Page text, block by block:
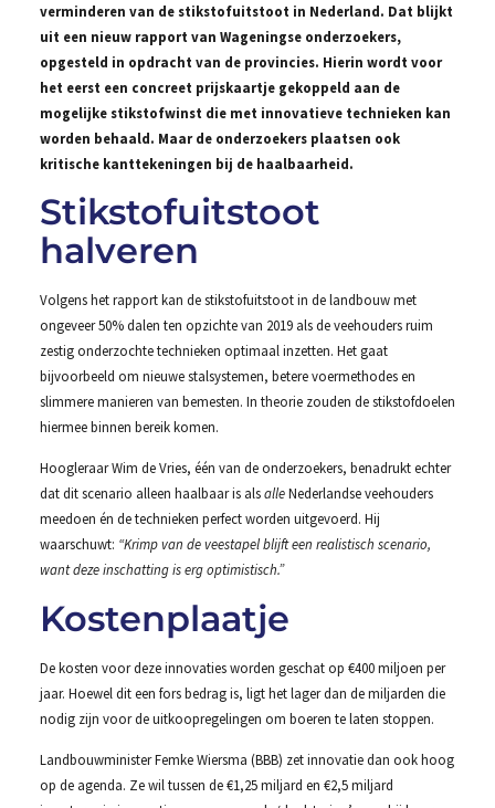
verminderen van de stikstofuitstoot in Nederland. Dat blijkt
uit een nieuw rapport van Wageningse onderzoekers,
opgesteld in opdracht van de provincies. Hierin wordt voor
het eerst een concreet prijskaartje gekoppeld aan de
mogelijke stikstofwinst die met innovatieve technieken kan
worden behaald. Maar de onderzoekers plaatsen ook
kritische kanttekeningen bij de haalbaarheid.
Stikstofuitstoot
halveren
Volgens het rapport kan de stikstofuitstoot in de landbouw met
ongeveer 50% dalen ten opzichte van 2019 als de veehouders ruim
zestig onderzochte technieken optimaal inzetten. Het gaat
bijvoorbeeld om nieuwe stalsystemen, betere voermethodes en
slimmere manieren van bemesten. In theorie zouden de stikstofdoelen
hiermee binnen bereik komen.
Hoogleraar Wim de Vries, één van de onderzoekers, benadrukt echter
dat dit scenario alleen haalbaar is alsalleNederlandse veehouders
meedoen én de technieken perfect worden uitgevoerd. Hij
waarschuwt: “Krimp van de veestapel blijft een realistisch scenario,
want deze inschatting is erg optimistisch.”
Kostenplaatje
De kosten voor deze innovaties worden geschat op €400 miljoen per
jaar. Hoewel dit een fors bedrag is, ligt het lager dan de miljarden die
nodig zijn voor de uitkoopregelingen om boeren te laten stoppen.
Landbouwminister Femke Wiersma (BBB) zet innovatie dan ook hoog
op de agenda. Ze wil tussen de €1,25 miljard en €2,5 miljard